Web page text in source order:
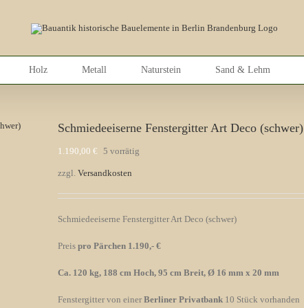
Holz Metall Naturstein Sand & Lehm
Schmiedeeiserne Fenstergitter Art Deco (schwer)
1.190,00 € 5 vorrätig
zzgl. Versandkosten
Schmiedeeiserne Fenstergitter Art Deco (schwer)
Preis pro Pärchen 1.190,- €
Ca. 120 kg, 188 cm Hoch, 95 cm Breit, Ø 16 mm x 20 mm
Fenstergitter von einer Berliner Privatbank 10 Stück vorhanden